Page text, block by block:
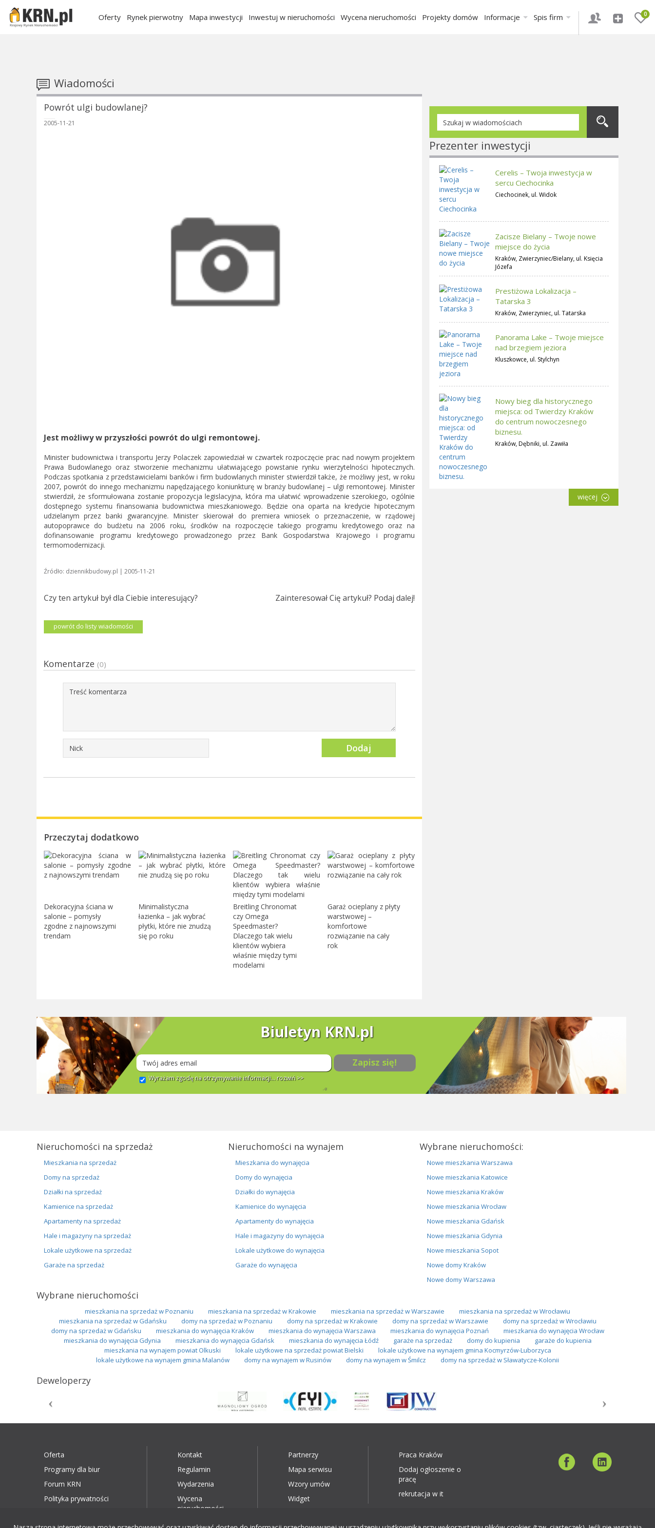
0
Oferty Rynek pierwotny Mapa inwestycji Inwestuj w nieruchomości Wycena nieruchomości Projekty domów Informacje Spis firm
Wiadomości
Powrót ulgi budowlanej?
2005-11-21
Jest możliwy w przyszłości powrót do ulgi remontowej.
Minister budownictwa i transportu Jerzy Polaczek zapowiedział w czwartek rozpoczęcie prac nad nowym projektem
Prawa Budowlanego oraz stworzenie mechanizmu ułatwiającego powstanie rynku wierzytelności hipotecznych.
Podczas spotkania z przedstawicielami banków i firm budowlanych minister stwierdził także, że możliwy jest, w roku
2007, powrót do innego mechanizmu napędzającego koniunkturę w branży budowlanej – ulgi remontowej. Minister
stwierdził, że sformułowana zostanie propozycja legislacyjna, która ma ułatwić wprowadzenie szerokiego, ogólnie
dostępnego systemu finansowania budownictwa mieszkaniowego. Będzie ona oparta na kredycie hipotecznym
udzielanym przez banki gwarancyjne. Minister skierował do premiera wniosek o przeznaczenie, w rządowej
autopoprawce do budżetu na 2006 roku, środków na rozpoczęcie takiego programu kredytowego oraz na
dofinansowanie programu kredytowego prowadzonego przez Bank Gospodarstwa Krajowego i programu
termomodernizacji.
Źródło: dziennikbudowy.pl | 2005-11-21
Czy ten artykuł był dla Ciebie interesujący? Zainteresował Cię artykuł? Podaj dalej!
powrót do listy wiadomości
Komentarze (0)
Dodaj
Przeczytaj dodatkowo
Dekoracyjna ściana w
salonie – pomysły
zgodne z najnowszymi
trendam
Minimalistyczna
łazienka – jak wybrać
płytki, które nie znudzą
się po roku
Breitling Chronomat
czy Omega
Speedmaster?
Dlaczego tak wielu
klientów wybiera
właśnie między tymi
modelami
Garaż ocieplany z płyty
warstwowej –
komfortowe
rozwiązanie na cały
rok
Prezenter inwestycji
Cerelis – Twoja inwestycja w
sercu Ciechocinka
Ciechocinek, ul. Widok
Zacisze Bielany – Twoje nowe
miejsce do życia
Kraków, Zwierzyniec/Bielany, ul. Księcia
Józefa
Prestiżowa Lokalizacja –
Tatarska 3
Kraków, Zwierzyniec, ul. Tatarska
Panorama Lake – Twoje miejsce
nad brzegiem jeziora
Kluszkowce, ul. Stylchyn
Nowy bieg dla historycznego
miejsca: od Twierdzy Kraków
do centrum nowoczesnego
biznesu.
Kraków, Dębniki, ul. Zawiła
więcej
Biuletyn KRN.pl
Zapisz się!
Wyrażam zgodę na otrzymywanie informacji... rozwiń >>
Nieruchomości na sprzedaż
Mieszkania na sprzedaż
Domy na sprzedaż
Działki na sprzedaż
Kamienice na sprzedaż
Apartamenty na sprzedaż
Hale i magazyny na sprzedaż
Lokale użytkowe na sprzedaż
Garaże na sprzedaż
Nieruchomości na wynajem
Mieszkania do wynajęcia
Domy do wynajęcia
Działki do wynajęcia
Kamienice do wynajęcia
Apartamenty do wynajęcia
Hale i magazyny do wynajęcia
Lokale użytkowe do wynajęcia
Garaże do wynajęcia
Wybrane nieruchomości:
Nowe mieszkania Warszawa
Nowe mieszkania Katowice
Nowe mieszkania Kraków
Nowe mieszkania Wrocław
Nowe mieszkania Gdańsk
Nowe mieszkania Gdynia
Nowe mieszkania Sopot
Nowe domy Kraków
Nowe domy Warszawa
Wybrane nieruchomości
mieszkania na sprzedaż w Poznaniu mieszkania na sprzedaż w Krakowie mieszkania na sprzedaż w Warszawie
mieszkania na sprzedaż w Wrocławiu
mieszkania na sprzedaż w Gdańsku
domy na sprzedaż w Poznaniu domy na sprzedaż w Krakowie domy na sprzedaż w Warszawie
domy na sprzedaż w Wrocławiu
domy na sprzedaż w Gdańsku
mieszkania do wynajęcia Kraków mieszkania do wynajęcia Warszawa mieszkania do wynajęcia Poznań
mieszkania do wynajęcia Wrocław
mieszkania do wynajęcia Gdynia
mieszkania do wynajęcia Gdańsk mieszkania do wynajęcia Łódź garaże na sprzedaż domy do kupienia
garaże do kupienia
mieszkania na wynajem powiat Olkuski
lokale użytkowe na sprzedaż powiat Bielski
lokale użytkowe na wynajem gmina Kocmyrzów-Luborzyca
lokale użytkowe na wynajem gmina Malanów
domy na wynajem w Rusinów domy na wynajem w Śmilcz domy na sprzedaż w Sławatycze-Kolonii
Deweloperzy
Oferta
Programy dla biur
Forum KRN
Polityka prywatności
Kontakt
Regulamin
Wydarzenia
Wycena
nieruchomości
Partnerzy
Mapa serwisu
Wzory umów
Widget
Praca Kraków
Dodaj ogłoszenie o
pracę
rekrutacja w it